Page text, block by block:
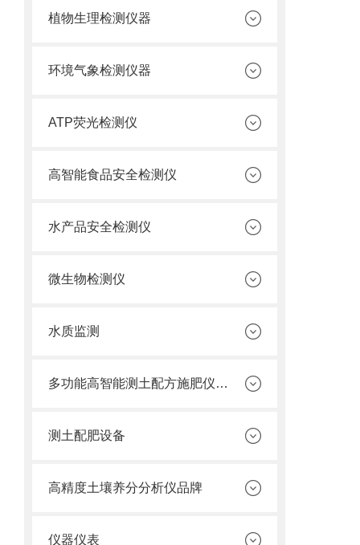
植物生理检测仪器
环境气象检测仪器
ATP荧光检测仪
高智能食品安全检测仪
水产品安全检测仪
微生物检测仪
水质监测
多功能高智能测土配方施肥仪价格
测土配肥设备
高精度土壤养分分析仪品牌
仪器仪表